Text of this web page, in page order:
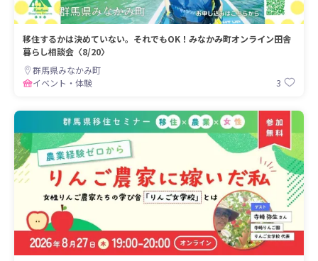
移住するかは決めていない。それでもOK！みなかみ町オンライン田舎
暮らし相談会〈8/20〉
群馬県みなかみ町
イベント・体験
3